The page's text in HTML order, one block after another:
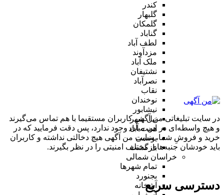
کندر
گلبهار
گلمکان
گناباد
لطف آباد
مزدآوند
ملک آباد
نشتیفان
نصرآباد
نقاب
نوخندان
نیشابور
نیل شهر
همت آباد
یونسی
بازگشت
خراسان شمالی
تمام شهر‌ها
بجنورد
آشخانه
در سایت تبلیغاتی من آگهی کاربران مستقیما با هم تماس می‌گیرند
و هیچ واسطه‌ای در این میان وجود ندارد، پس دقت فرمایید که در
خرید و فروشِ شما، سایت من آگهی هیچ دخالتی نداشته و کاربران
باید خودشان جنبه‌های مختلف امنیتی را در نظر بگیرند.
دسترسی سریع